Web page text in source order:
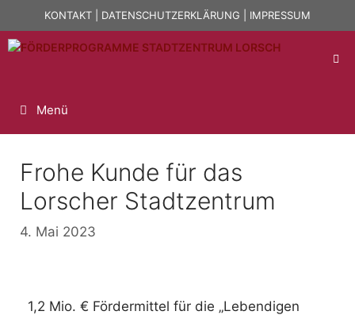
KONTAKT DATENSCHUTZERKLÄRUNG IMPRESSUM
Menü
Frohe Kunde für das
Lorscher Stadtzentrum
4. Mai 2023
1,2 Mio. € Fördermittel für die „Lebendigen